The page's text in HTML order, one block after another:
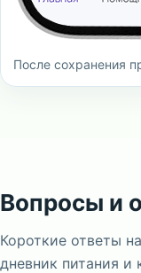
После сохранения
Вопросы и
Короткие ответы
дневник питания и